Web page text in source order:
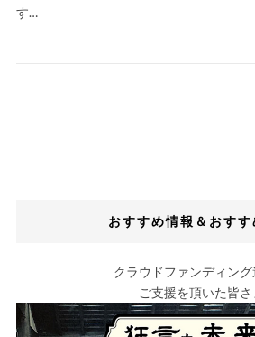
す…
おすすめ情報＆おすす
クラウドファンディング
ご支援を頂いた皆さ